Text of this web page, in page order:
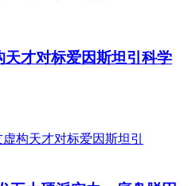
天才对标爱因斯坦引科学